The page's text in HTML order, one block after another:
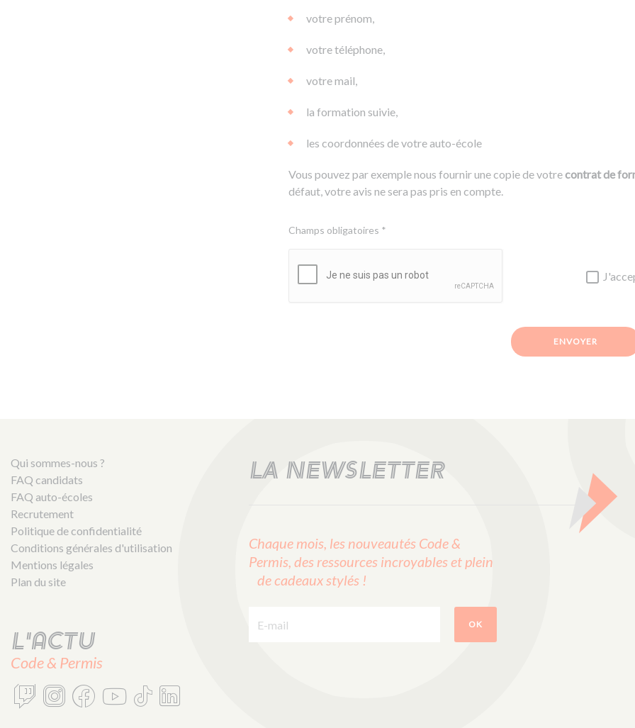
votre prénom,
votre téléphone,
votre mail,
la formation suivie,
les coordonnées de votre auto-école
Vous pouvez par exemple nous fournir une copie de votrecontrat de
défaut, votre avis ne sera pas pris en compte.
Champs obligatoires *
ENVOYER
Qui sommes-nous ?
FAQ candidats
FAQ auto-écoles
Recrutement
Politique de confidentialité
Conditions générales d'utilisation
Mentions légales
Plan du site
L'actu
Code & Permis
LA NEWSLETTER
Chaque mois, les nouveautés Code &
Permis, des ressources incroyables et plein
de cadeaux stylés !
OK